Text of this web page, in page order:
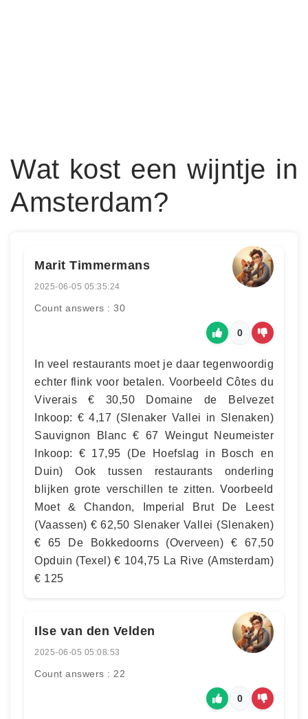
Wat kost een wijntje in
Amsterdam?
Marit Timmermans
2025-06-05 05:35:24
Count answers : 30
0
In veel restaurants moet je daar tegenwoordig
echter flink voor betalen. Voorbeeld Côtes du
Viverais € 30,50 Domaine de Belvezet
Inkoop: € 4,17 (Slenaker Vallei in Slenaken)
Sauvignon Blanc € 67 Weingut Neumeister
Inkoop: € 17,95 (De Hoefslag in Bosch en
Duin) Ook tussen restaurants onderling
blijken grote verschillen te zitten. Voorbeeld
Moet & Chandon, Imperial Brut De Leest
(Vaassen) € 62,50 Slenaker Vallei (Slenaken)
€ 65 De Bokkedoorns (Overveen) € 67,50
Opduin (Texel) € 104,75 La Rive (Amsterdam)
€ 125
Ilse van den Velden
2025-06-05 05:08:53
Count answers : 22
0